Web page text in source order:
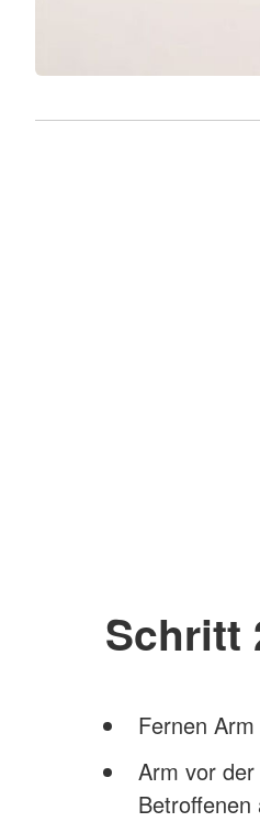
Schritt
Fernen
Arm vor
Betroffenen